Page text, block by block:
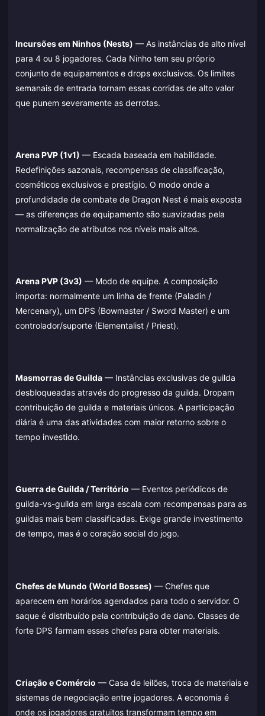
Incursões em Ninhos (Nests) — As instâncias de alto nível
para 4 ou 8 jogadores. Cada Ninho tem seu próprio
conjunto de equipamentos e drops exclusivos. Os limites
semanais de entrada tornam essas corridas de alto valor
que punem severamente as derrotas.
Arena PVP (1v1) — Escada baseada em habilidade.
Redefinições sazonais, recompensas de classificação,
cosméticos exclusivos e prestígio. O modo onde a
profundidade de combate de Dragon Nest é mais exposta
— as diferenças de equipamento são suavizadas pela
normalização de atributos nos níveis mais altos.
Arena PVP (3v3) — Modo de equipe. A composição
importa: normalmente um linha de frente (Paladin /
Mercenary), um DPS (Bowmaster / Sword Master) e um
controlador/suporte (Elementalist / Priest).
Masmorras de Guilda — Instâncias exclusivas de guilda
desbloqueadas através do progresso da guilda. Dropam
contribuição de guilda e materiais únicos. A participação
diária é uma das atividades com maior retorno sobre o
tempo investido.
Guerra de Guilda / Território — Eventos periódicos de
guilda-vs-guilda em larga escala com recompensas para as
guildas mais bem classificadas. Exige grande investimento
de tempo, mas é o coração social do jogo.
Chefes de Mundo (World Bosses) — Chefes que
aparecem em horários agendados para todo o servidor. O
saque é distribuído pela contribuição de dano. Classes de
forte DPS farmam esses chefes para obter materiais.
Criação e Comércio — Casa de leilões, troca de materiais e
sistemas de negociação entre jogadores. A economia é
onde os jogadores gratuitos transformam tempo em